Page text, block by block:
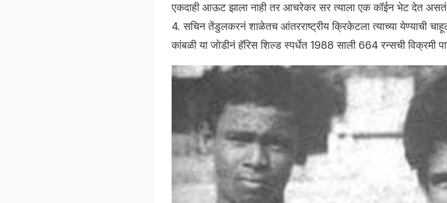
एकदाही आऊट झाला नाही तर आचरेकर सर त्याला एक कॉईन भेट देत
4. सचिन तेंडुलकरनं शाळेतच आंतरराष्ट्रीय क्रिकेटला त्याच्या येण्याची
कांबळी या जोडीनं हॅरिस शिल्ड स्पर्धेत 1988 साली 664 रन्सची विक्रमी